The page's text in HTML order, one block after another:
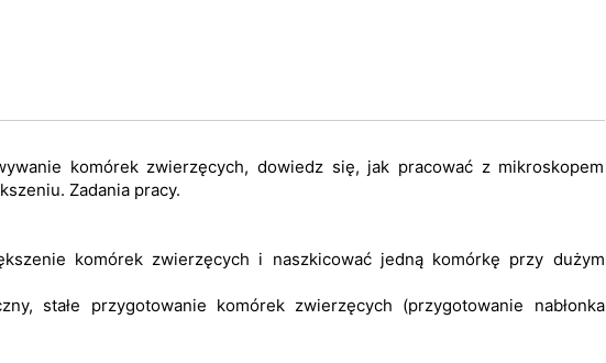
komórek zwierzęcych, dowiedz się, jak pracować z mikroskopem
Zadania pracy.
komórek zwierzęcych i naszkicować jedną komórkę przy dużym
stałe przygotowanie komórek zwierzęcych (przygotowanie nabłonka